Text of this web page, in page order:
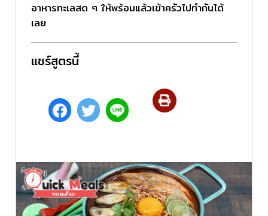
อาหารทะเลสด ๆ ให้พร้อมแล้วเข้าครัวไปทำกันได้
เลย
แชร์สูตรนี้